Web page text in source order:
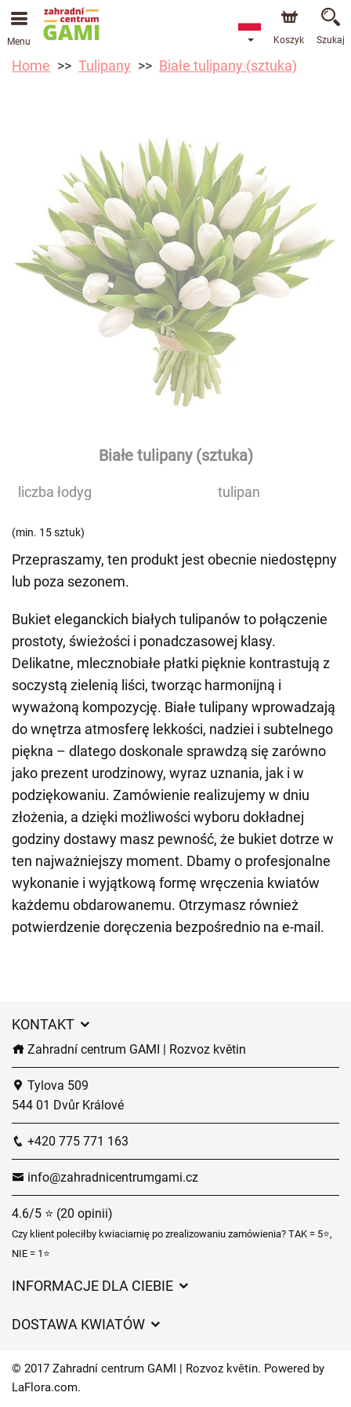
Menu Koszyk Szukaj
Home Tulipany Białe tulipany (sztuka)
Białe tulipany (sztuka)
liczba łodyg tulipan
(min. 15 sztuk)
Przepraszamy, ten produkt jest obecnie niedostępny
lub poza sezonem.
Bukiet eleganckich białych tulipanów to połączenie
prostoty, świeżości i ponadczasowej klasy.
Delikatne, mlecznobiałe płatki pięknie kontrastują z
soczystą zielenią liści, tworząc harmonijną i
wyważoną kompozycję. Białe tulipany wprowadzają
do wnętrza atmosferę lekkości, nadziei i subtelnego
piękna – dlatego doskonale sprawdzą się zarówno
jako prezent urodzinowy, wyraz uznania, jak i w
podziękowaniu. Zamówienie realizujemy w dniu
złożenia, a dzięki możliwości wyboru dokładnej
godziny dostawy masz pewność, że bukiet dotrze w
ten najważniejszy moment. Dbamy o profesjonalne
wykonanie i wyjątkową formę wręczenia kwiatów
każdemu obdarowanemu. Otrzymasz również
potwierdzenie doręczenia bezpośrednio na e-mail.
KONTAKT
Zahradní centrum GAMI | Rozvoz květin
Tylova 509
544 01 Dvůr Králové
+420 775 771 163
info@zahradnicentrumgami.cz
4.6/5 ⭐ (20 opinii)
Czy klient poleciłby kwiaciarnię po zrealizowaniu zamówienia? TAK = 5⭐,
NIE = 1⭐
INFORMACJE DLA CIEBIE
Czasy dostawy kwiatów – przegląd możliwości
DOSTAWA KWIATÓW
Gdzie dostarczamy kwiaty
© 2017 Zahradní centrum GAMI | Rozvoz květin. Powered by
LaFlora.com.